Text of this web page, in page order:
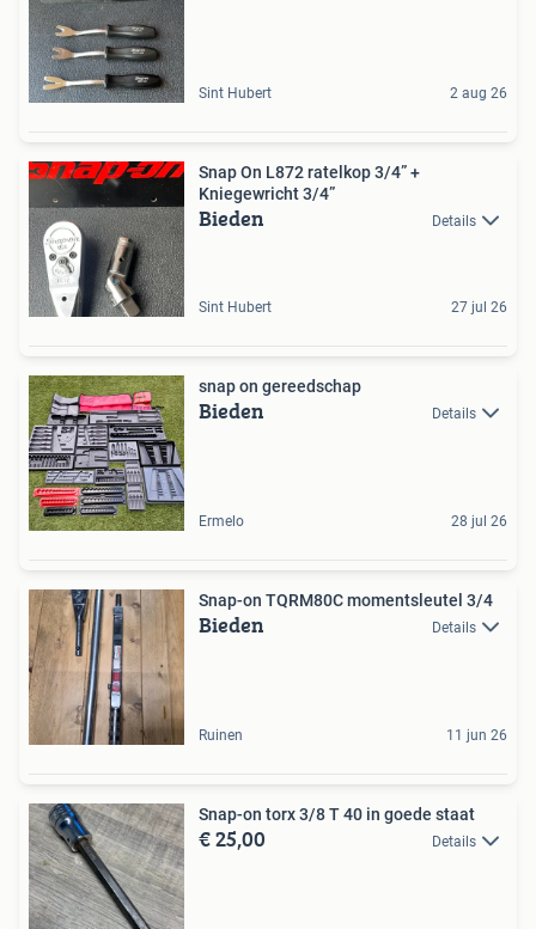
Sint Hubert 2 aug 26
Snap On L872 ratelkop 3/4” +
Kniegewricht 3/4”
Bieden Details
Sint Hubert 27 jul 26
snap on gereedschap
Bieden Details
Ermelo 28 jul 26
Snap-on TQRM80C momentsleutel 3/4
Bieden Details
Ruinen 11 jun 26
Snap-on torx 3/8 T 40 in goede staat
€ 25,00 Details